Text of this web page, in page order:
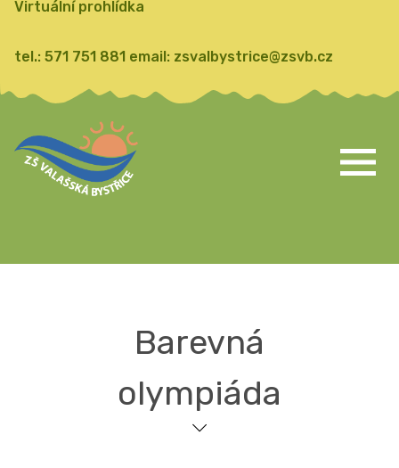
Virtuální prohlídka
tel.: 571 751 881 email: zsvalbystrice@zsvb.cz
Barevná
olympiáda